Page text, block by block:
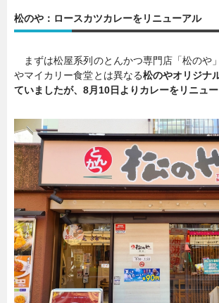
松のや：ロースカツカレーをリニューアル
まずは松屋系列のとんかつ専門店「松のや
やマイカリー食堂とは異なる松のやオリジナ
ていましたが、8月10日よりカレーをリニュ